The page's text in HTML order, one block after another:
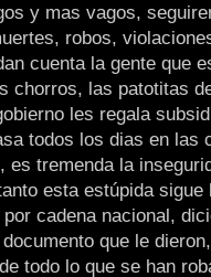
y mas vagos,
robos,
cuenta la gente que
chorros, las patotitas
les regala
todos los dias en las
es tremenda la
esta estúpida sigue
cadena nacional,
que le
todo lo que se han